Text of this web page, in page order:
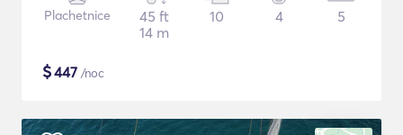
Plachetnice
45 ft
14 m
10 4 5
$447 /noc